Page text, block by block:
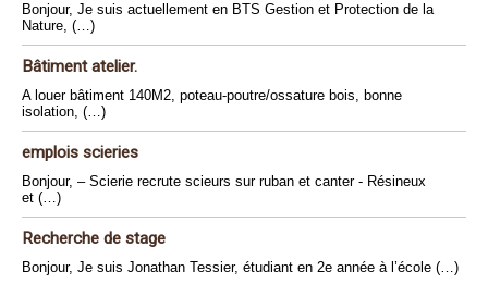
Bonjour, Je suis actuellement en BTS Gestion et Protection de la
Nature, (…)
Bâtiment atelier.
A louer bâtiment 140M2, poteau-poutre/ossature bois, bonne
isolation, (…)
emplois scieries
Bonjour, – Scierie recrute scieurs sur ruban et canter - Résineux
et (…)
Recherche de stage
Bonjour, Je suis Jonathan Tessier, étudiant en 2e année à l’école (…)